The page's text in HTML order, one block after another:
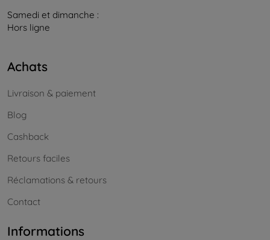
Samedi et dimanche :
Hors ligne
Achats
Livraison & paiement
Blog
Cashback
Retours faciles
Réclamations & retours
Contact
Informations